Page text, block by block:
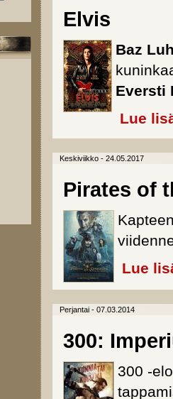
Elvis
Baz
Eversti
Lue
Keskiviikko - 24.05.2017
Pirates of
Lue
Perjantai - 07.03.2014
300:
300 -